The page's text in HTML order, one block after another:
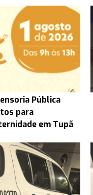
Pública
para
em Tupã